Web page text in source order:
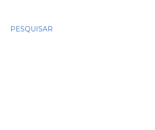
PESQUISAR